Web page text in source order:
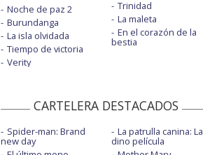
Noche de paz 2
Burundanga
La isla olvidada
Tiempo de victoria
Verity
Trinidad
La maleta
En el corazón de la
bestia
CARTELERA DESTACADOS
Spider-man: Brand
new day
La patrulla canina: La
dino película